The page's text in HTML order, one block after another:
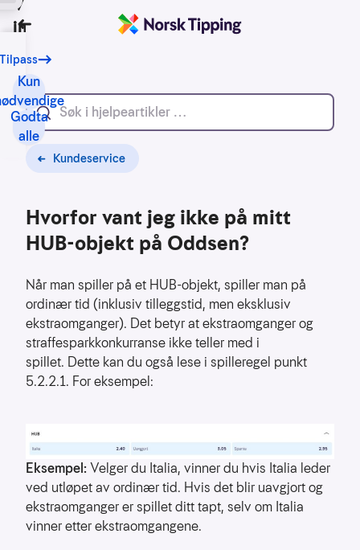
Tilbake
Kundeservice
Hvorfor vant jeg ikke på mitt
HUB-objekt på Oddsen?
Når man spiller på et HUB-objekt, spiller man på
ordinær tid (inklusiv tilleggstid, men eksklusiv
ekstraomganger). Det betyr at ekstraomganger og
straffesparkkonkurranse ikke teller med i
spillet. Dette kan du også lese i spilleregel punkt
5.2.2.1. For eksempel:
Eksempel:Velger du Italia, vinner du hvis Italia leder
ved utløpet av ordinær tid. Hvis det blir uavgjort og
ekstraomganger er spillet ditt tapt, selv om Italia
vinner etter ekstraomgangene.
Vi bruker
informasjonskapsler
Vårt
formål
med
informasjonskapsler
er
blant
Nettsidene
skal
fungere
Samle
inn
statistikk
for
forstå
Kreditere
kanaler
som
sender
trafikk
Tilpass
Kun
Godta
alle